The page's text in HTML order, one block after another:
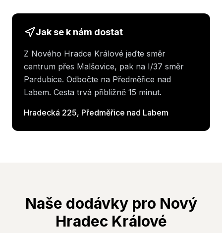
Jak se k nám dostat
Z Nového Hradce Králové jeďte směr
centrum přes Malšovice, pak na I/37 směr
Pardubice. Odbočte na Předměřice nad
Labem. Cesta trvá přibližně 15 minut.
Hradecká 225, Předměřice nad Labem
Naše dodávky pro Nový
Hradec Králové